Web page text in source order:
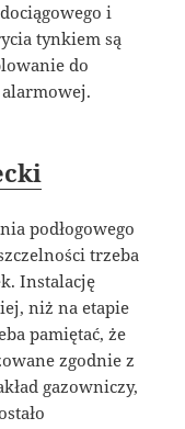
i
tynkiem są
do
podłogowego
trzeba
Instalację
niż na etapie
pamiętać, że
zgodnie z
gazowniczy,